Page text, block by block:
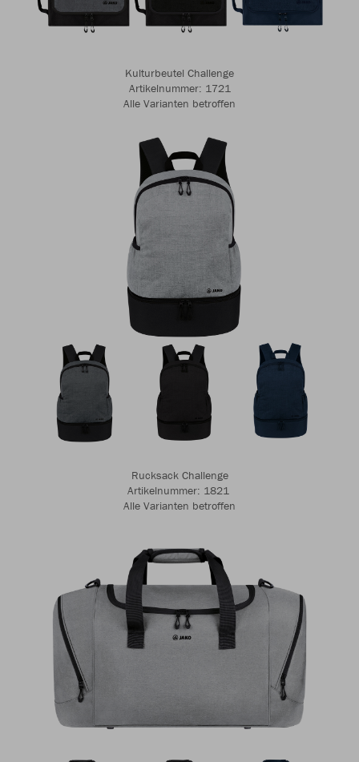
Kulturbeutel Challenge
Artikelnummer: 1721
Alle Varianten betroffen
Rucksack Challenge
Artikelnummer: 1821 ​​​​​​
Alle Varianten betroffen